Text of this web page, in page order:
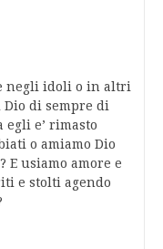
negli idoli o in altri
di sempre di
egli e’ rimasto
o amiamo Dio
E usiamo amore e
e stolti agendo